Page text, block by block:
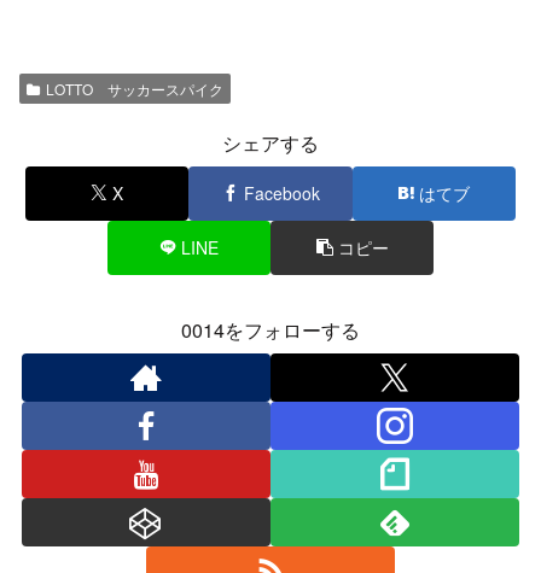
LOTTO サッカースパイク
シェアする
X Facebook はてブ
LINE コピー
0014をフォローする